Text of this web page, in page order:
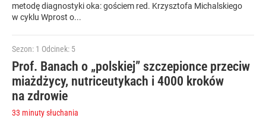
metodę diagnostyki oka: gościem red. Krzysztofa Michalskiego
w cyklu Wprost o...
Sezon: 1 Odcinek: 5
Prof. Banach o „polskiej” szczepionce przeciw
miażdżycy, nutriceutykach i 4000 kroków
na zdrowie
33 minuty słuchania